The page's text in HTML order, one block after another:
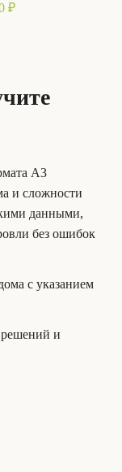
₽
А3
и сложности
данными,
без ошибок
с указанием
и